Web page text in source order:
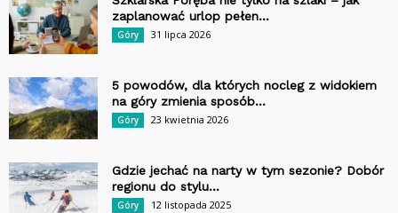
zaplanować urlop pełen...
Góry 31 lipca 2026
5 powodów, dla których nocleg z widokiem
na góry zmienia sposób...
Góry 23 kwietnia 2026
Gdzie jechać na narty w tym sezonie? Dobór
regionu do stylu...
Góry 12 listopada 2025